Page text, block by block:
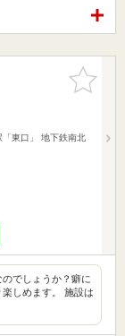
お気に入
りに追加
東口」 地下鉄南北
でしょうか？癖に
しめます。 施設は